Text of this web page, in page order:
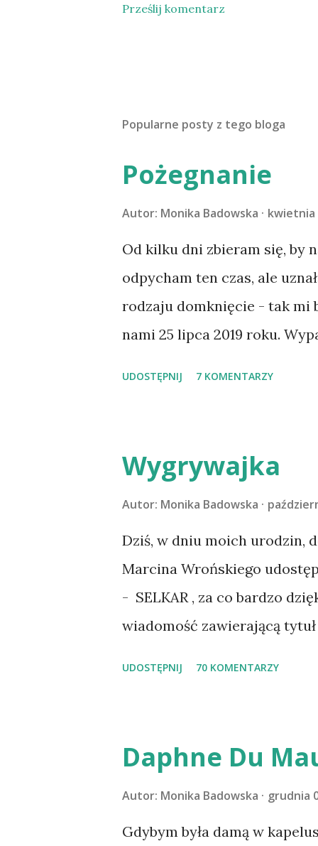
Prześlij komentarz
Popularne posty z tego bloga
Pożegnanie
Autor: Monika Badowska kwietnia
Od kilku dni zbieram się, by
odpycham ten czas, ale
rodzaju domknięcie - tak mi
nami 25 lipca 2019 roku.
przeczytacie TUTAJ i
codzienności z psem, a
na wspólny jesienny wyjazd
psica miała atak padaczki,
wdrożyliśmy leczenie i od
wspólnym życiem
cieszyć sobą wzajemnie już
UDOSTĘPNIJ 7 KOMENTARZY
Wygrywajka
Autor: Monika Badowska
Dziś, w dniu moich urodzin,
Marcina Wrońskiego
- SELKAR , za co bardzo
wiadomość zawierającą
UDOSTĘPNIJ 70 KOMENTARZY
Daphne Du
Autor: Monika Badowska grudnia
Gdybym była damą w